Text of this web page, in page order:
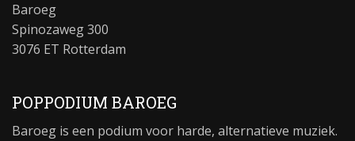
Baroeg
Spinozaweg 300
3076 ET Rotterdam
POPPODIUM BAROEG
Baroeg is een podium voor harde, alternatieve muziek.